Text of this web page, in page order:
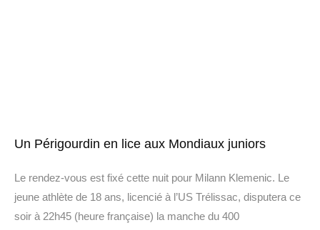
Un Périgourdin en lice aux Mondiaux juniors
Le rendez-vous est fixé cette nuit pour Milann Klemenic. Le
jeune athlète de 18 ans, licencié à l’US Trélissac, disputera ce
soir à 22h45 (heure française) la manche du 400